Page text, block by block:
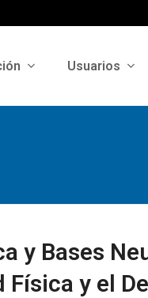
Usuarios
y Bases
Física y el